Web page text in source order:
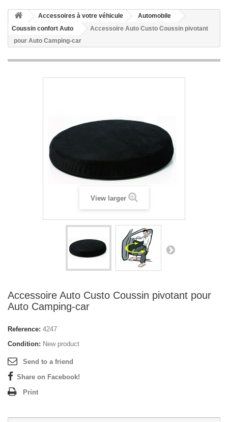
Accessoires à votre véhicule
Automobile
Coussin confort Auto
Accessoire Auto Custo Coussin pivotant
pour Auto Camping-car
View larger
Accessoire Auto Custo Coussin pivotant pour
Auto Camping-car
Reference: 4247
Condition: New product
Send to a friend
Share on Facebook!
Print